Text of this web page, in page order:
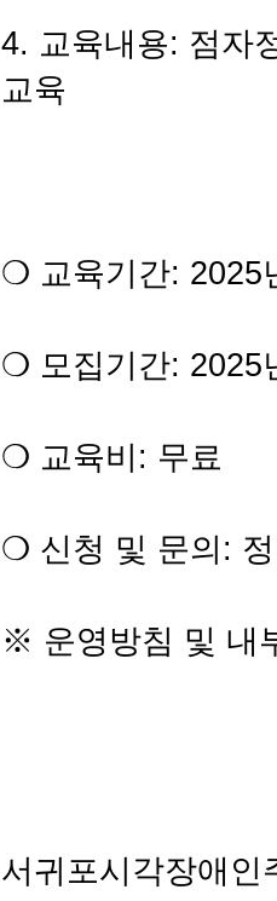
4. 교육내용: 점자
교육
❍ 교육기간: 2025
❍ 모집기간: 2025
❍ 교육비: 무료
❍ 신청 및 문의:
※ 운영방침 및 내
서귀포시각장애인